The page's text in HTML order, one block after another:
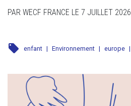
PAR WECF FRANCE LE 7 JUILLET 2026
local_offer enfant | Environnement | europe |